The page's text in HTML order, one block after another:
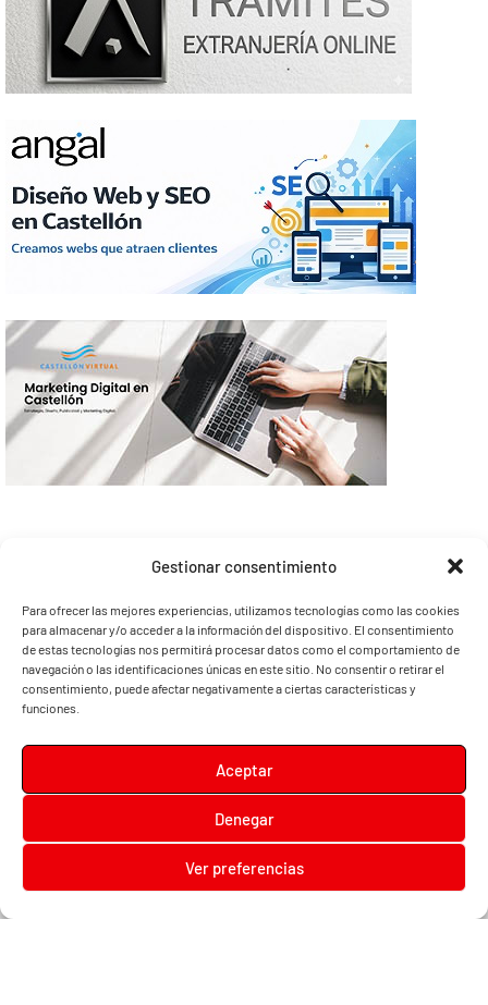
Gestionar consentimiento
Para ofrecer las mejores experiencias, utilizamos tecnologías como las cookies
para almacenar y/o acceder a la información del dispositivo. El consentimiento
de estas tecnologías nos permitirá procesar datos como el comportamiento de
navegación o las identificaciones únicas en este sitio. No consentir o retirar el
consentimiento, puede afectar negativamente a ciertas características y
funciones.
Aceptar
Denegar
Ver preferencias
Diari la Terreta
, un diario digital en el que podrás encontrar noticias de toda la